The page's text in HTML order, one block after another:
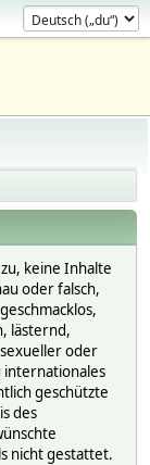
keine Inhalte
oder falsch,
lästernd,
oder
geschützte
des
nicht gestattet.